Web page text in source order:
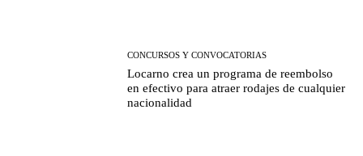
CONCURSOS Y CONVOCATORIAS
Locarno crea un programa de reembolso
en efectivo para atraer rodajes de cualquier
nacionalidad